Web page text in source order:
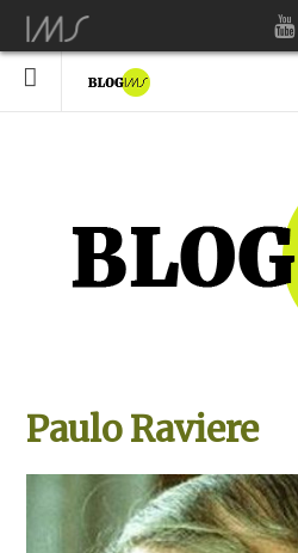
Paulo Raviere